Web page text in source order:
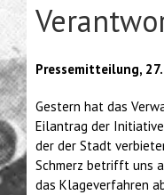
Pressemitteilung,
Gestern hat das
Eilantrag der
der der Stadt
Schmerz betrifft uns
das Klageverfahren